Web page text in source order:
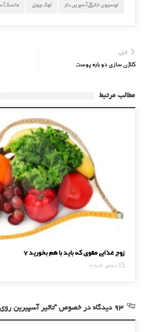
لوسیون خانگی آسپرین دار لوک بیوتی ماسک
قبلی
کلاژن سازی دو باره پوست
مطالب مرتبط
7 زوج غذایی مقوی که باید با هم بخورید
3 دسامبر, 2014
93 دیدگاه در خصوص “تاثیر آسپیرین روی موها”